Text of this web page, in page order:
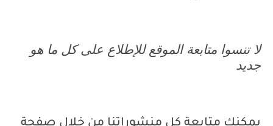
لا تنسوا متابعة الموقع للإطلاع على كل ما هو
جديد